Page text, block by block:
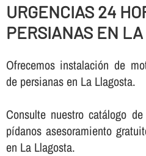
URGENCIAS 24
PERSIANAS EN
Ofrecemos instalación de
de persianas en La Llagosta.
Consulte nuestro catálogo
pí­danos asesoramiento
en La Llagosta.